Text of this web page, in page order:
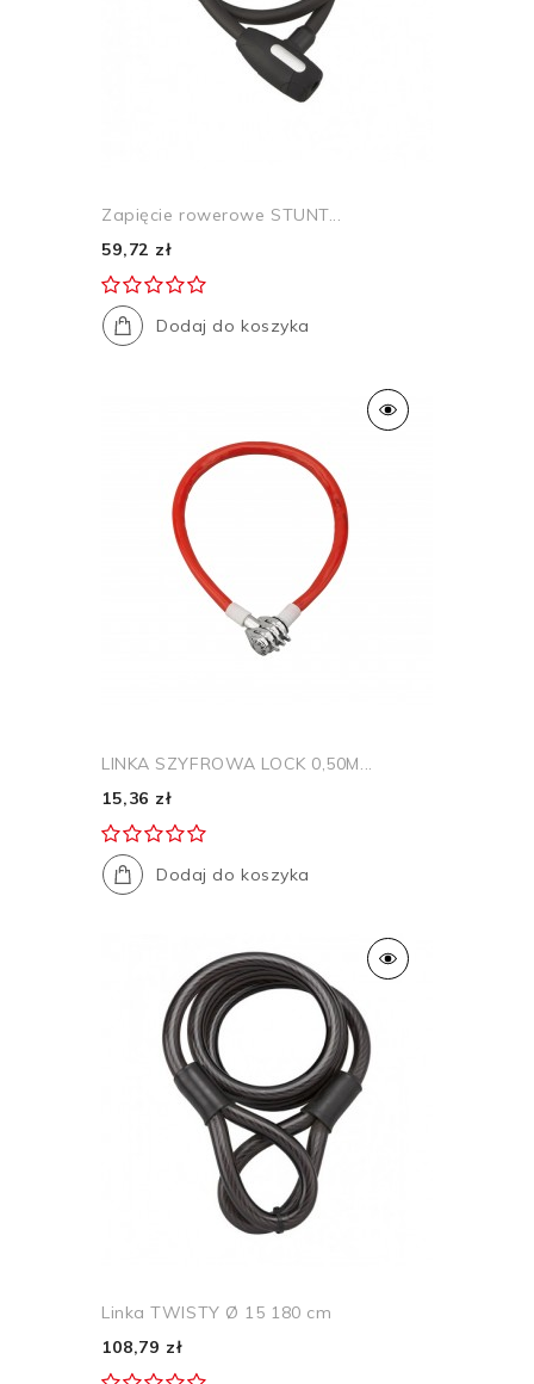
Zapięcie rowerowe STUNT...
59,72 zł
Dodaj do koszyka
LINKA SZYFROWA LOCK 0,50M...
15,36 zł
Dodaj do koszyka
Linka TWISTY Ø 15 180 cm
108,79 zł